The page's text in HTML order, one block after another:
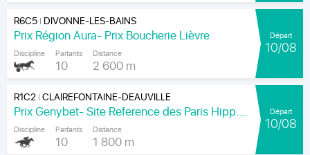
R6C5| DIVONNE-LES-BAINS
Prix Région Aura- Prix Boucherie Lièvre
Discipline Partants
10
Distance
2 600 m
Départ
10/08
R1C2|CLAIREFONTAINE-DEAUVILLE
Prix Genybet- Site Reference des Paris Hipp.(px du Domaine du H. Bois)
Discipline Partants
10
Distance
1 800 m
Départ
10/08